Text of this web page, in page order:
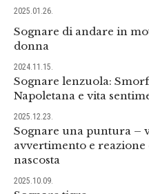
2025.01.26.
Sognare di andare in
donna
2024.11.15.
Sognare lenzuola:
Napoletana e vita
2025.12.23.
Sognare una puntura –
avvertimento e reazione
nascosta
2025.10.09.